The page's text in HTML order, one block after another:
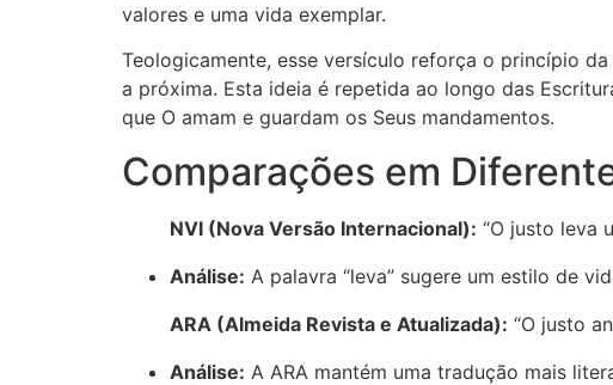
valores e uma vida exemplar.
Teologicamente, esse versículo reforça o princípio
a próxima. Esta ideia é repetida ao longo das
que O amam e guardam os Seus mandamentos.
Comparações em
NVI (Nova Versão Internacional): “O justo leva
Análise: A palavra “leva” sugere um estilo de
ARA (Almeida Revista e Atualizada): “O justo
Análise: A ARA mantém uma tradução mais